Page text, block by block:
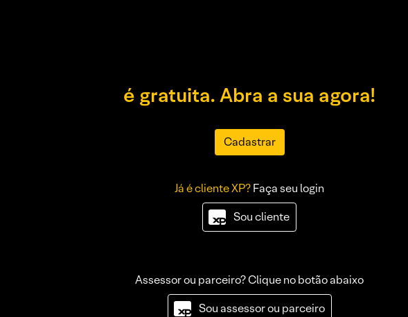
é gratuita. Abra a sua agora!
Cadastrar
Já é cliente XP?Faça seu login
Sou cliente
Assessor ou parceiro? Clique no botão abaixo
Sou assessor ou parceiro